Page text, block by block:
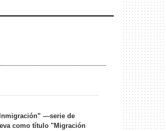
—serie de
como título "Migración